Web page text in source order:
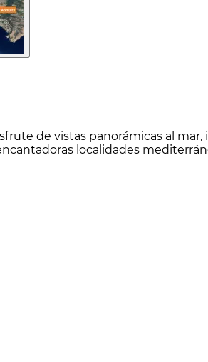
de vistas panorámicas al
localidades